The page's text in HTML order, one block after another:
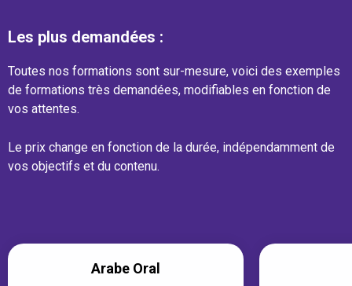
Les plus demandées :
Toutes nos formations sont sur-mesure, voici des exemples
de formations très demandées, modifiables en fonction de
vos attentes.
Le prix change en fonction de la durée, indépendamment de
vos objectifs et du contenu.
Arabe Oral